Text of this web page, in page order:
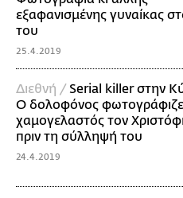
εξαφανισμένης γυναίκας
του
25.4.2019
Διεθνή / Serial killer στην
Ο δολοφόνος φωτογράφιζε
χαμογελαστός τον
πριν τη σύλληψή του
24.4.2019